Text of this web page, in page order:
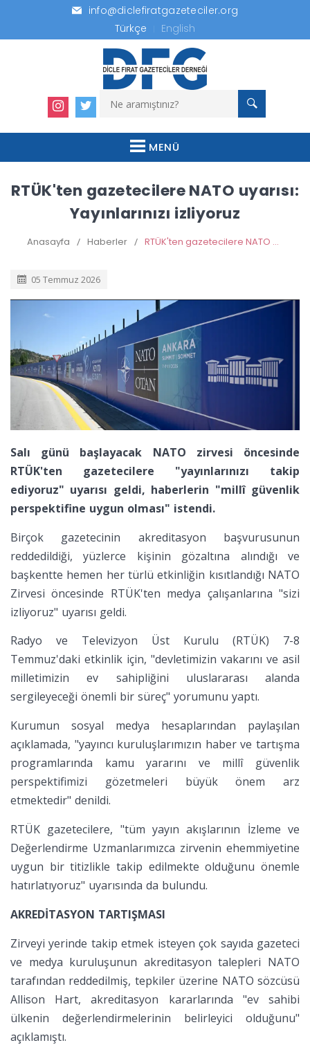
info@diclefiratgazeteciler.org
Türkçe
English
MENÜ
RTÜK'ten gazetecilere NATO uyarısı:
Yayınlarınızı izliyoruz
Anasayfa / Haberler / RTÜK'ten gazetecilere NATO uyarısı: Yayınlarınızı izliyoruz
05 Temmuz 2026
Salı günü başlayacak NATO zirvesi öncesinde
RTÜK'ten gazetecilere "yayınlarınızı takip
ediyoruz" uyarısı geldi, haberlerin "millî güvenlik
perspektifine uygun olması" istendi.
Birçok gazetecinin akreditasyon başvurusunun
reddedildiği, yüzlerce kişinin gözaltına alındığı ve
başkentte hemen her türlü etkinliğin kısıtlandığı NATO
Zirvesi öncesinde RTÜK'ten medya çalışanlarına "sizi
izliyoruz" uyarısı geldi.
Radyo ve Televizyon Üst Kurulu (RTÜK) 7-8
Temmuz'daki etkinlik için, "devletimizin vakarını ve asil
milletimizin ev sahipliğini uluslararası alanda
sergileyeceği önemli bir süreç" yorumunu yaptı.
Kurumun sosyal medya hesaplarından paylaşılan
açıklamada, "yayıncı kuruluşlarımızın haber ve tartışma
programlarında kamu yararını ve millî güvenlik
perspektifimizi gözetmeleri büyük önem arz
etmektedir" denildi.
RTÜK gazetecilere, "tüm yayın akışlarının İzleme ve
Değerlendirme Uzmanlarımızca zirvenin ehemmiyetine
uygun bir titizlikle takip edilmekte olduğunu önemle
hatırlatıyoruz" uyarısında da bulundu.
AKREDİTASYON TARTIŞMASI
Zirveyi yerinde takip etmek isteyen çok sayıda gazeteci
ve medya kuruluşunun akreditasyon talepleri NATO
tarafından reddedilmiş, tepkiler üzerine NATO sözcüsü
Allison Hart, akreditasyon kararlarında "ev sahibi
ülkenin değerlendirmelerinin belirleyici olduğunu"
açıklamıştı.